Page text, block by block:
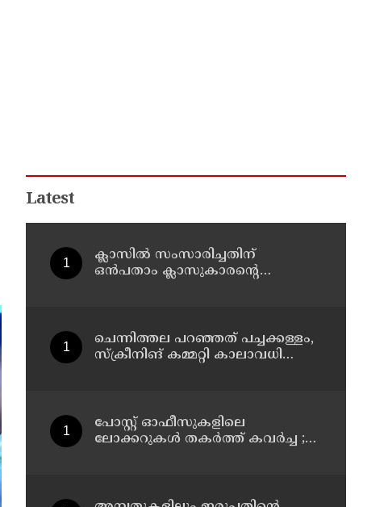
Latest
ക്ലാസിൽ സംസാരിച്ചതിന്
ഒൻപതാം ക്ലാസുകാരന്റെ
ചെന്നിത്തല പറഞ്ഞത് പച്ചക്കള്ളം,
സ്‌ക്രീനിങ് കമ്മറ്റി കാലാവധി
പോസ്റ്റ് ഓഫീസുകളിലെ
ലോക്കറുകൾ തകർത്ത് കവർച്ച ;